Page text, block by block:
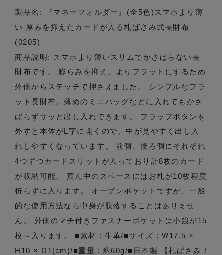
製品名: 『マネーフォルダー』(全5色)スマホより薄
い 厚みを抑えたカードが入る札ばさみ式長財布
(0205)
商品説明: スマホより薄いスリムでかさばらない長
財布です。 膨らみを抑え、よりフラットにするため
外側からステッチで押さえました。 シンプルなフラ
ット長財布。薄めのミニバッグなどに入れてもかさ
ばらずサッと出し入れできます。 フラップボタンを
外すと本体がL字に開くので、中が見やすく出し入
れしやすくなっています。 前側、後ろ側にそれぞれ
4つずつカードスリットが入っており計8枚のカード
が収納可能。 真ん中のスペースにはお札が10枚程度
折らずに入ります。 オープンポケットですが、一般
的な使用方法なら中身が脱落することはありませ
ん。 外側のマチ付きファスナーポケットは小銭が15
枚～入ります。 ■素材：牛革/■サイズ：W17.5 ×
H10 × D1(cm)/■重量：約60g/■日本製 【札ばさみ /